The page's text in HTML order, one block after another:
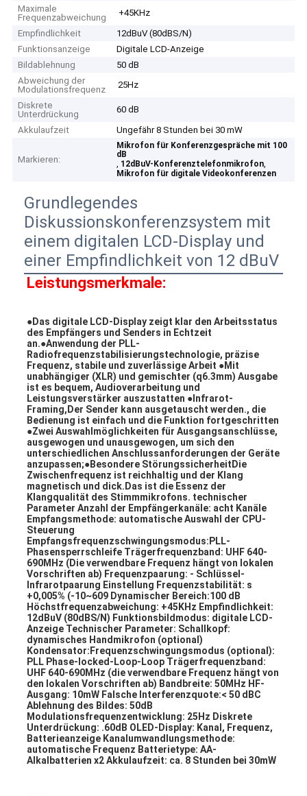
Maximale
Frequenzabweichung
+45KHz
Empfindlichkeit
12dBuV (80dBS/N)
Funktionsanzeige
Digitale LCD-Anzeige
Bildablehnung
50 dB
Abweichung der
Modulationsfrequenz
25Hz
Diskrete
Unterdrückung
60 dB
Akkulaufzeit
Ungefähr 8 Stunden bei 30 mW
Markieren:
Mikrofon für Konferenzgespräche mit 100
dB
, 12dBuV-Konferenztelefonmikrofon,
Mikrofon für digitale Videokonferenzen
Grundlegendes
Diskussionskonferenzsystem mit
einem digitalen LCD-Display und
einer Empfindlichkeit von 12 dBuV
Leistungsmerkmale:
●Das digitale LCD-Display zeigt klar den Arbeitsstatus
des Empfängers und Senders in Echtzeit
an.●Anwendung der PLL-
Radiofrequenzstabilisierungstechnologie, präzise
Frequenz, stabile und zuverlässige Arbeit ●Mit
unabhängiger (XLR) und gemischter (q6.3mm) Ausgabe
ist es bequem, Audioverarbeitung und
Leistungsverstärker auszustatten ●Infrarot-
Framing,Der Sender kann ausgetauscht werden., die
Bedienung ist einfach und die Funktion fortgeschritten
●Zwei Auswahlmöglichkeiten für Ausgangsanschlüsse,
ausgewogen und unausgewogen, um sich den
unterschiedlichen Anschlussanforderungen der Geräte
anzupassen;●Besondere StörungssicherheitDie
Zwischenfrequenz ist reichhaltig und der Klang
magnetisch und dick.Das ist die Essenz der
Klangqualität des Stimmmikrofons. technischer
Parameter Anzahl der Empfängerkanäle: acht Kanäle
Empfangsmethode: automatische Auswahl der CPU-
Steuerung
Empfangsfrequenzschwingungsmodus:PLL-
Phasensperrschleife Trägerfrequenzband: UHF 640-
690MHz (Die verwendbare Frequenz hängt von lokalen
Vorschriften ab) Frequenzpaarung: - Schlüssel-
Infrarotpaarung Einstellung Frequenzstabilität: s
+0,005% (-10~609 Dynamischer Bereich:100 dB
Höchstfrequenzabweichung: +45KHz Empfindlichkeit:
12dBuV (80dBS/N) Funktionsbildmodus: digitale LCD-
Anzeige Technischer Parameter: Schallkopf:
dynamisches Handmikrofon (optional)
Kondensator:Frequenzschwingungsmodus (optional):
PLL Phase-locked-Loop-Loop Trägerfrequenzband:
UHF 640-690MHz (die verwendbare Frequenz hängt von
den lokalen Vorschriften ab) Bandbreite: 50MHz HF-
Ausgang: 10mW Falsche Interferenzquote:< 50 dBC
Ablehnung des Bildes: 50dB
Modulationsfrequenzentwicklung: 25Hz Diskrete
Unterdrückung: .60dB OLED-Display: Kanal, Frequenz,
Batterieanzeige Kanalumwandlungsmethode:
automatische Frequenz Batterietype: AA-
Alkalbatterien x2 Akkulaufzeit: ca. 8 Stunden bei 30mW